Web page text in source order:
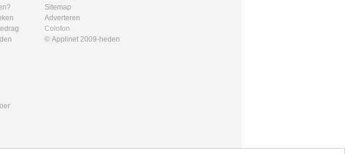
Sitemap
Adverteren
Colofon
© Applinet 2009-heden